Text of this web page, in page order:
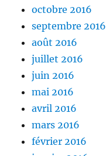
octobre 2016
septembre 2016
août 2016
juillet 2016
juin 2016
mai 2016
avril 2016
mars 2016
février 2016